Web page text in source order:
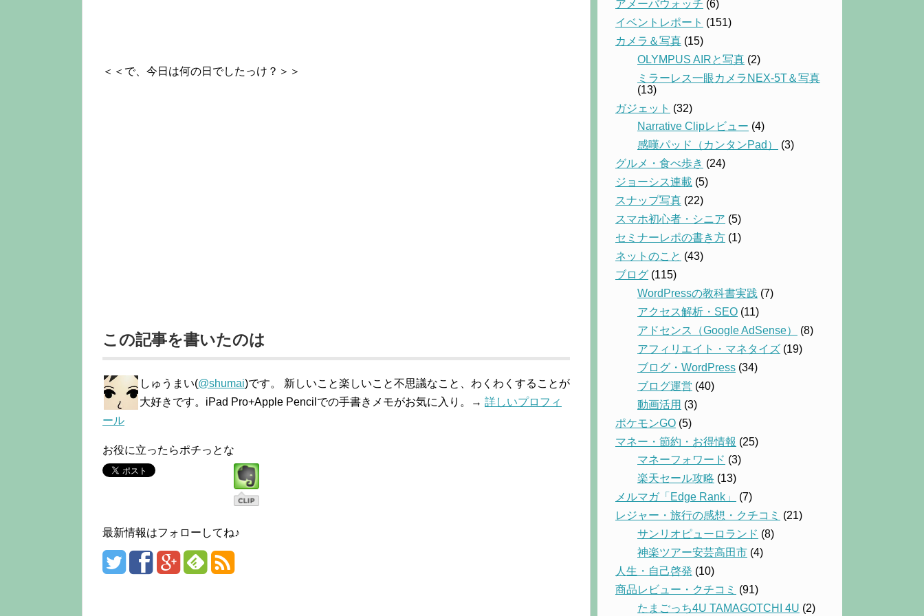
＜＜で、今日は何の日でしたっけ？＞＞
この記事を書いたのは
しゅうまい(@shumai)です。 新しいこと楽しいこと不思議なこと、わくわくすることが
大好きです。iPad Pro+Apple Pencilでの手書きメモがお気に入り。→ 詳しいプロフィ
ール
お役に立ったらポチっとな
最新情報はフォローしてね♪
アメーバウォッチ (6)
イベントレポート (151)
カメラ＆写真 (15)
OLYMPUS AIRと写真 (2)
ミラーレス一眼カメラNEX-5T＆写真
(13)
ガジェット (32)
Narrative Clipレビュー (4)
感嘆パッド（カンタンPad）
(3)
グルメ・食べ歩き (24)
ジョーシス連載 (5)
スナップ写真 (22)
スマホ初心者・シニア (5)
セミナーレポの書き方 (1)
ネットのこと (43)
ブログ (115)
WordPressの教科書実践 (7)
アクセス解析・SEO (11)
アドセンス（Google AdSense）
(8)
アフィリエイト・マネタイズ (19)
ブログ・WordPress (34)
ブログ運営 (40)
動画活用 (3)
ポケモンGO (5)
マネー・節約・お得情報 (25)
マネーフォワード (3)
楽天セール攻略 (13)
メルマガ「Edge Rank」
(7)
レジャー・旅行の感想・クチコミ (21)
サンリオピューロランド (8)
神楽ツアー安芸高田市 (4)
人生・自己啓発 (10)
商品レビュー・クチコミ (91)
たまごっち4U TAMAGOTCHI 4U (2)